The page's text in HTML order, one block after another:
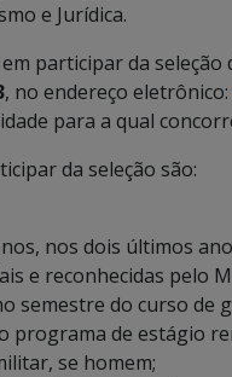
e Jurídica.
participar da
, no endereço eletrônico:
para a qual
da seleção são:
nos dois últimos
e reconhecidas pelo
semestre do curso de
programa de estágio
se homem;